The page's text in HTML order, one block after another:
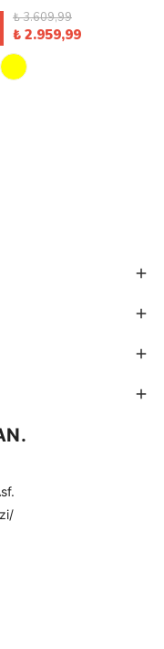
₺ 3.609,99
₺ 2.959,99